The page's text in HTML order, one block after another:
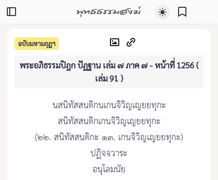
พุทธธรรมสงฆ์
ฉบับมหามกุฏฯ
พระอภิธรรมปิฎก ปัฏฐาน เล่ม ๗ ภาค ๗ - หน้าที่ 1256 (
เล่ม 91 )
นสนิทัสสนติกนเกนจิวิญเญยยทุกะ
สนิทัสสนติกเกนจิวิญเญยยทุกะ
(๒๒. สนิทัสสนติกะ ๑๓. เกนจิวิญเญยยทุกะ)
ปฏิจจวาระ
อนุโลมนัย